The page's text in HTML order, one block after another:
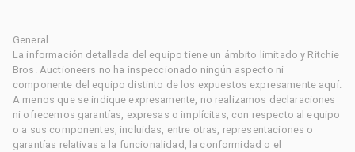
General
La información detallada del equipo tiene un ámbito limitado y Ritchie
Bros. Auctioneers no ha inspeccionado ningún aspecto ni
componente del equipo distinto de los expuestos expresamente aquí.
A menos que se indique expresamente, no realizamos declaraciones
ni ofrecemos garantías, expresas o implícitas, con respecto al equipo
o a sus componentes, incluidas, entre otras, representaciones o
garantías relativas a la funcionalidad, la conformidad o el